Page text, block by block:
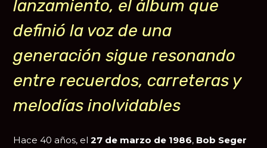
lanzamiento, el álbum que
definió la voz de una
generación sigue resonando
entre recuerdos, carreteras y
melodías inolvidables
Hace 40 años, el27 de marzo de 1986, Bob Seger